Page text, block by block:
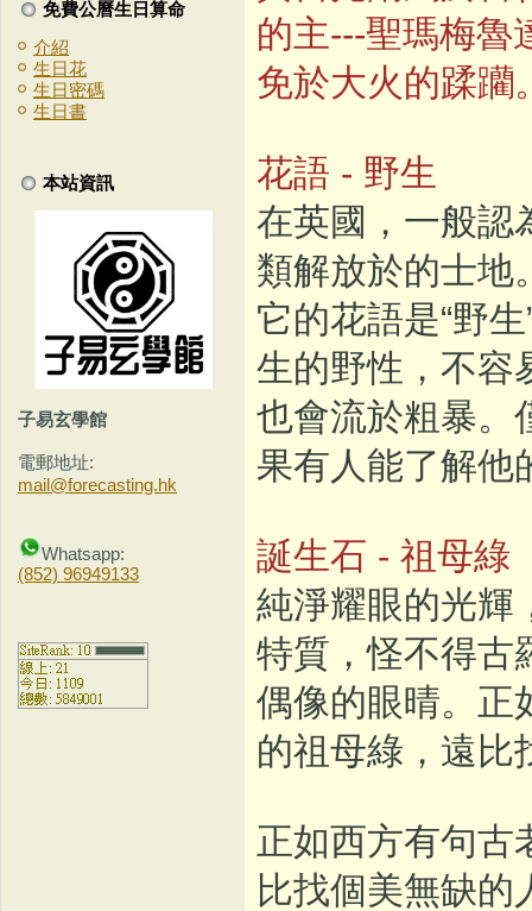
免費公曆生日算命
介紹
生日花
生日密碼
生日書
本站資訊
子易玄學館
電郵地址:
mail@forecasting.hk
Whatsapp:
(852) 96949133
的主---聖瑪梅魯
免於大火的蹂躪
花語 - 野生
在英國，一般認
類解放於的士地
它的花語是“野
生的野性，不容
也會流於粗暴。
果有人能了解他
誕生石 - 祖母綠
純淨耀眼的光輝
特質，怪不得古
偶像的眼晴。正
的祖母綠，遠比
正如西方有句古
比找個美無缺的